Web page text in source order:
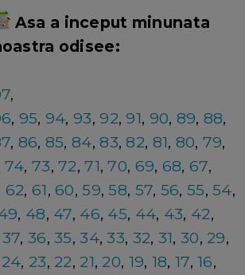
Asa a inceput minunata
odisee:
,
, 95, 94,93,92,91, 90, 89, 88,
, 86, 85,84,83,82, 81, 80, 79,
74, 73,72,71,70, 69, 68, 67,
62, 61,60,59,58, 57, 56, 55,54,
, 48, 47, 46, 45, 44, 43, 42,
37, 36,35,34,33, 32, 31, 30, 29,
24, 23, 22, 21, 20, 19, 18, 17,16,